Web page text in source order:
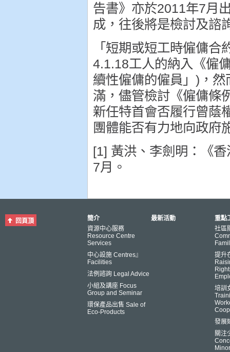
告書》亦於2011年7月
成，往後將是檢討及諮
「短期或短工時僱傭
4.1.18工人的納入《僱
續性僱傭的僱員」)，
滿，儘管檢討《僱傭條
新任特首會否履行曾蔭
團體能否有力地向政府
[1] 黃洪、李劍明：《
7月。
回頁頂
簡介
資源中心服務
Resource Centre
Services
中心設施 Centres』
Facilities
法例諮詢 Legal Advice
小組及講座 Focus
Group and Seminar
環保產品出售 Sale of
Eco-Products
最新活動
重點
社區
提升
培訓
發展
關注